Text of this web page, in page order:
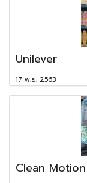
Unilever
17 พ.ย. 2563
Clean Motion